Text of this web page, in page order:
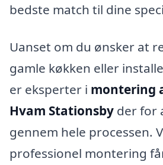
bedste match til dine
Uanset om du ønsker at
gamle køkken eller
er eksperter i montering
Hvam Stationsby der for
gennem hele processen.
professionel montering